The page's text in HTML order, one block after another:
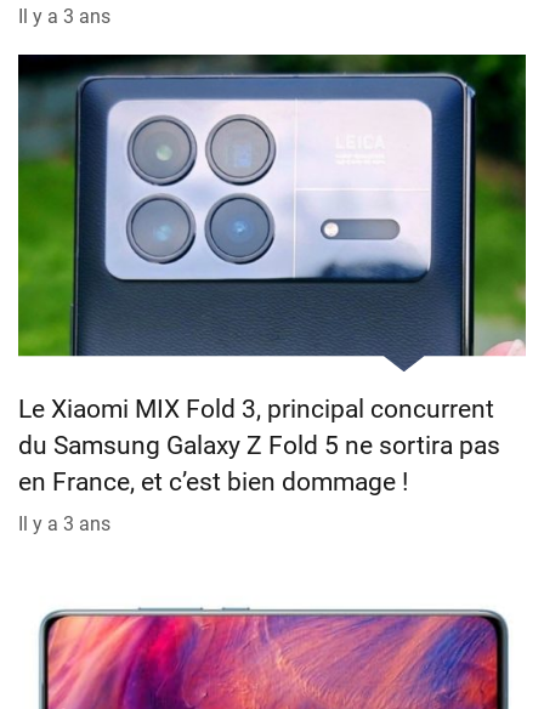
Il y a 3 ans
Le Xiaomi MIX Fold 3, principal concurrent
du Samsung Galaxy Z Fold 5 ne sortira pas
en France, et c’est bien dommage !
Il y a 3 ans